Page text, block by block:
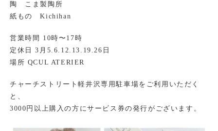
陶 こま製陶所
紙もの Kichihan
営業時間 10時〜17時
定休日 3月5.6.12.13.19.26日
場所 QCUL ATERIER
チャーチストリート軽井沢専用駐車場をご利用いただく
と、
3000円以上購入の方にサービス券の発行がございます。